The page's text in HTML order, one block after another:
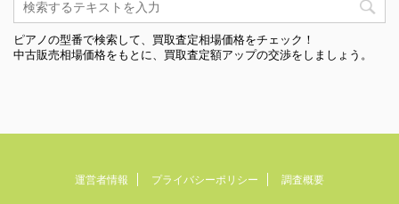
ピアノの型番で検索して、買取査定相場価格をチェック！
中古販売相場価格をもとに、買取査定額アップの交渉をしましょう。
運営者情報 プライバシーポリシー 調査概要